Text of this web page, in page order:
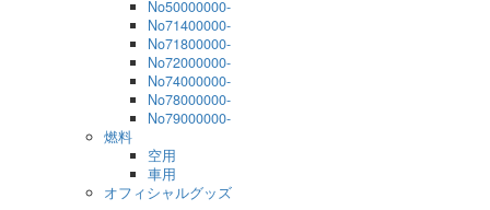
No50000000-
No71400000-
No71800000-
No72000000-
No74000000-
No78000000-
No79000000-
燃料
空用
車用
オフィシャルグッズ